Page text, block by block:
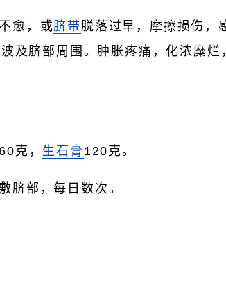
愈，或脐带脱落过早，摩擦损伤，
及脐部周围。肿胀疼痛，化浓糜烂
克， 生石膏 120克。
脐部，每日数次。